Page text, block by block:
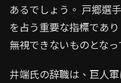
あるでしょう。 戸郷選
を占う重要な指標であ
無視できないものとなっ
井端氏の辞職は、巨人